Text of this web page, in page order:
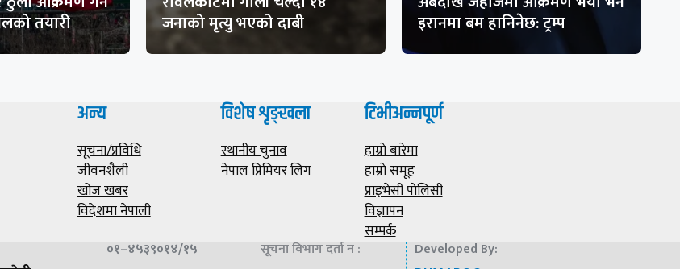
तयारी जनाको मृत्यु भएको दाबी इरानमा बम हानिनेछ: ट्रम्प
अन्य
सूचना/प्रविधि
जीवनशैली
खोज खबर
विदेशमा नेपाली
विशेष शृङ्खला
स्थानीय चुनाव
नेपाल प्रिमियर लिग
टिभीअन्नपूर्ण
हाम्राे बारेमा
हाम्राे समूह
प्राइभेसी पाेलिसी
विज्ञापन
सम्पर्क
०१–४५३९०१४/१५
सूचना विभाग दर्ता न :
Developed By: